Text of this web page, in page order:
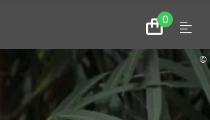
0
Zum
Warenkorb
Menu
©